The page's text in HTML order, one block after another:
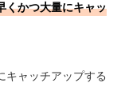
くかつ大量にキャッ
キャッチアップする